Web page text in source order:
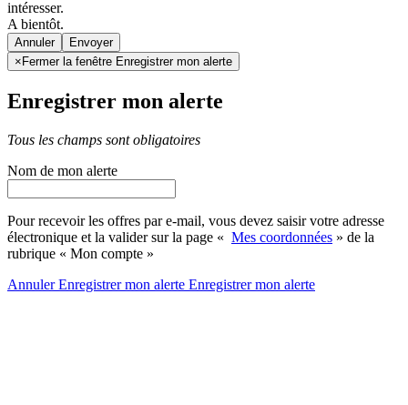
intéresser.
A bientôt.
Annuler
× Fermer la fenêtre Enregistrer mon alerte
Enregistrer mon alerte
Tous les champs sont obligatoires
Nom de mon alerte
Pour recevoir les offres par e-mail, vous devez saisir votre adresse
électronique et la valider sur la page « Mes coordonnées » de la
rubrique « Mon compte »
AnnulerEnregistrer mon alerte Enregistrermon alerte